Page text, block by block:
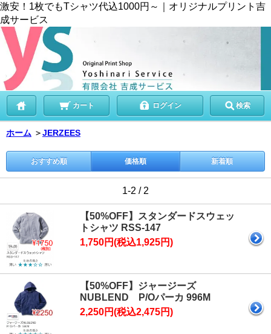
激安！1枚でもTシャツ代込1000円～｜オリジナルプリント吉
成サービス
カート ログイン 検索
ホーム ＞JERZEES
おすすめ順 価格順 新着順
1-2 / 2
【50%OFF】スタンダードスウェッ
トシャツ RSS-147
1,750円(税込1,925円)
【50%OFF】ジャージーズ
NUBLEND P/Oパーカ 996M
2,250円(税込2,475円)